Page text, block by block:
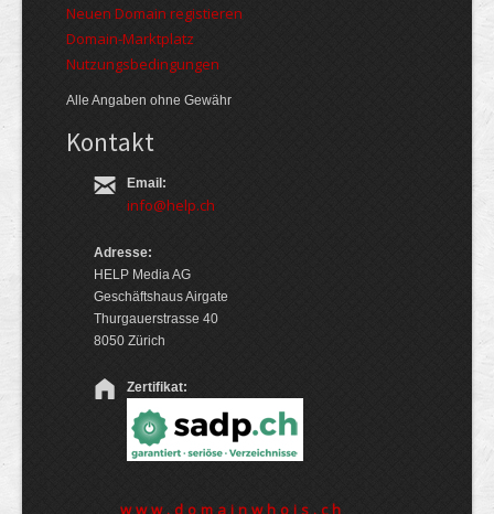
Neuen Domain registieren
Domain-Marktplatz
Nutzungsbedingungen
Alle Angaben ohne Gewähr
Kontakt
Email:
info@help.ch
Adresse:
HELP Media AG
Geschäftshaus Airgate
Thurgauerstrasse 40
8050 Zürich
Zertifikat:
www.domainwhois.ch